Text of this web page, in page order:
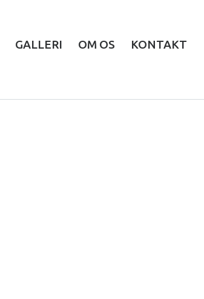
GALLERI OM OS KONTAKT